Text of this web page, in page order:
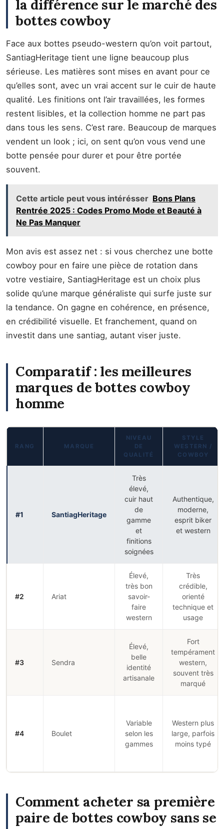
la différence sur le marché des
bottes cowboy
Face aux bottes pseudo-western qu’on voit partout,
SantiagHeritage tient une ligne beaucoup plus
sérieuse. Les matières sont mises en avant pour ce
qu’elles sont, avec un vrai accent sur le cuir de haute
qualité. Les finitions ont l’air travaillées, les formes
restent lisibles, et la collection homme ne part pas
dans tous les sens. C’est rare. Beaucoup de marques
vendent un look ; ici, on sent qu’on vous vend une
botte pensée pour durer et pour être portée
souvent.
Cette article peut vous intérésser Bons Plans
Rentrée 2025 : Codes Promo Mode et Beauté à
Ne Pas Manquer
Mon avis est assez net : si vous cherchez une botte
cowboy pour en faire une pièce de rotation dans
votre vestiaire, SantiagHeritage est un choix plus
solide qu’une marque généraliste qui surfe juste sur
la tendance. On gagne en cohérence, en présence,
en crédibilité visuelle. Et franchement, quand on
investit dans une santiag, autant viser juste.
Comparatif : les meilleures
marques de bottes cowboy
homme
RANG MARQUE
NIVEAU
DE
QUALITÉ
STYLE
WESTERN /
COWBOY
#1 SantiagHeritage
Très
élevé,
cuir haut
de
gamme
et
finitions
soignées
Authentique,
moderne,
esprit biker
et western
#2 Ariat
Élevé,
très bon
savoir-
faire
western
Très
crédible,
orienté
technique et
usage
#3 Sendra
Élevé,
belle
identité
artisanale
Fort
tempérament
western,
souvent très
marqué
#4 Boulet
Variable
selon les
gammes
Western plus
large, parfois
moins typé
Comment acheter sa première
paire de bottes cowboy sans se